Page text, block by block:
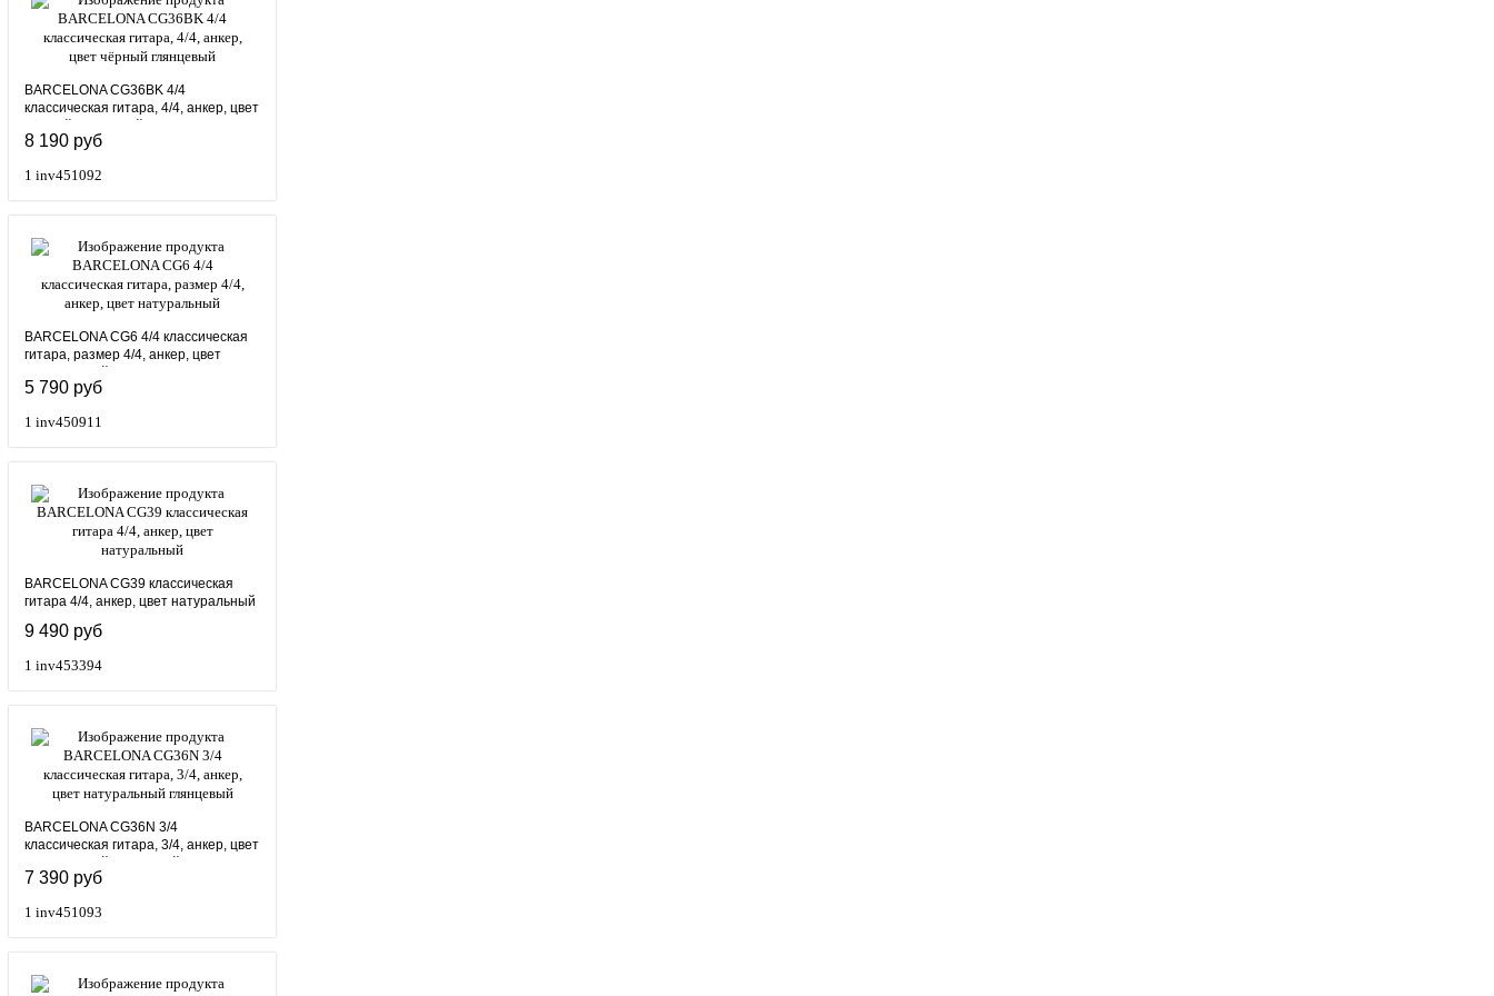
BARCELONA CG36BK 4/4
классическая гитара, 4/4, анкер, цвет
чёрный глянцевый
8 190 руб
1 inv451092
BARCELONA CG6 4/4 классическая
гитара, размер 4/4, анкер, цвет
натуральный
5 790 руб
1 inv450911
BARCELONA CG39 классическая
гитара 4/4, анкер, цвет натуральный
9 490 руб
1 inv453394
BARCELONA CG36N 3/4
классическая гитара, 3/4, анкер, цвет
натуральный глянцевый
7 390 руб
1 inv451093